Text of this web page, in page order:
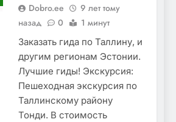
Dobro.ee
9 лет тому
назад
0 1 минут
Заказать гида по Таллину, и
другим регионам Эстонии.
Лучшие гиды! Экскурсия:
Пешеходная экскурсия по
Таллинскому району
Тонди. В стоимость